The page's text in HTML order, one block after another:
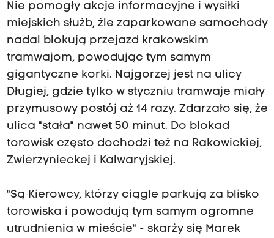
Nie pomogły akcje informacyjne i wysiłki
miejskich służb, źle zaparkowane samochody
nadal blokują przejazd krakowskim
tramwajom, powodując tym samym
gigantyczne korki. Najgorzej jest na ulicy
Długiej, gdzie tylko w styczniu tramwaje miały
przymusowy postój aż 14 razy. Zdarzało się, że
ulica "stała" nawet 50 minut. Do blokad
torowisk często dochodzi też na Rakowickiej,
Zwierzynieckej i Kalwaryjskiej.
"Są Kierowcy, którzy ciągle parkują za blisko
torowiska i powodują tym samym ogromne
utrudnienia w mieście" - skarży się Marek